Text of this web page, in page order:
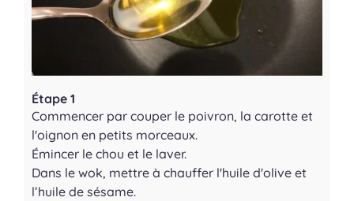
Étape 1
Commencer par couper le poivron, la carotte et
l'oignon en petits morceaux.
Émincer le chou et le laver.
Dans le wok, mettre à chauffer l'huile d'olive et
l’huile de sésame.